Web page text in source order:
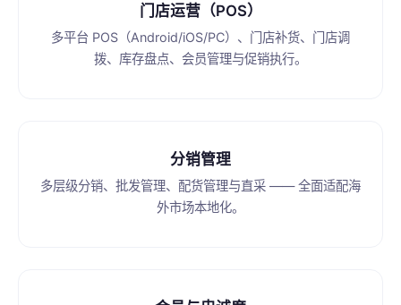
门店运营（POS）
多平台 POS（Android/iOS/PC）、门店补货、门店调
拨、库存盘点、会员管理与促销执行。
分销管理
多层级分销、批发管理、配货管理与直采 —— 全面适配海
外市场本地化。